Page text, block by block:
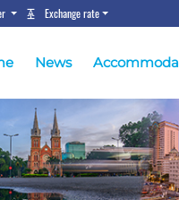
Exchange rate
News